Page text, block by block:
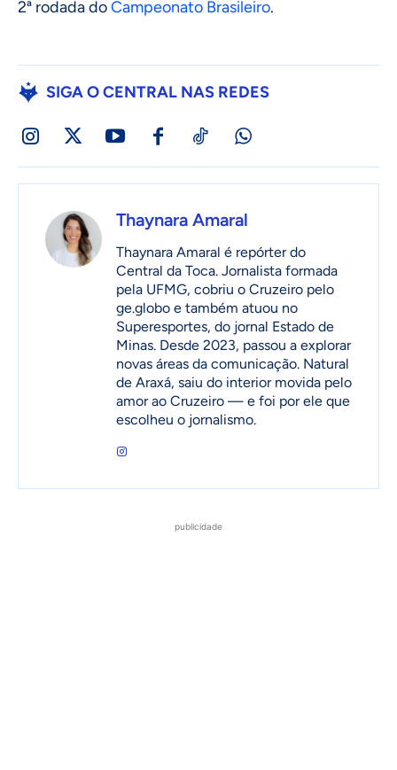
2ª rodada doCampeonato Brasileiro.
SIGA O CENTRAL NAS REDES
Thaynara Amaral
Thaynara Amaral é repórter do
Central da Toca. Jornalista formada
pela UFMG, cobriu o Cruzeiro pelo
ge.globo e também atuou no
Superesportes, do jornal Estado de
Minas. Desde 2023, passou a explorar
novas áreas da comunicação. Natural
de Araxá, saiu do interior movida pelo
amor ao Cruzeiro — e foi por ele que
escolheu o jornalismo.
publicidade